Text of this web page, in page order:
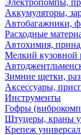
Электропомпы,
Аккумуляторы,
Автобагажники,
Расходные
Автохимия,
Мелкий кузовной
Зимние щетки,
Аксессуары,
Инструменты
Гофры
Штуцеры, краны
Крепеж